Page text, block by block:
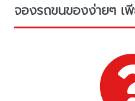
จองรถขนของง่ายๆ